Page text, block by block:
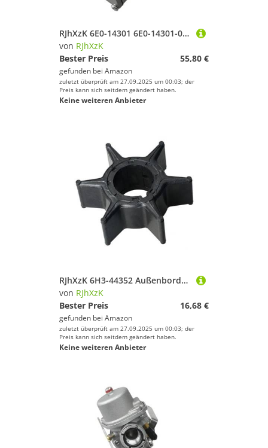
RJhXzK 6E0-14301 6E0-14301-05-00 6E0-14301-05 Vergaser Fit for ymh 4HP 5HP 2 Stroke Außenbordmotoren Motor 6E3-14301-00 6E314301
von RJhXzK
Bester Preis
55,80 €
gefunden bei Amazon
zuletzt überprüft am 27.09.2025 um 00:03; der
Preis kann sich seitdem geändert haben.
Keine weiteren Anbieter
RJhXzK 6H3-44352 Außenborder-Wasserpumpenlaufrad Passend for Ymh 40/50/55/70HP Außenborder 6H3-44352-00-00 697-44352-00 Sierra 18-3069
von RJhXzK
Bester Preis
16,68 €
gefunden bei Amazon
zuletzt überprüft am 27.09.2025 um 00:03; der
Preis kann sich seitdem geändert haben.
Keine weiteren Anbieter